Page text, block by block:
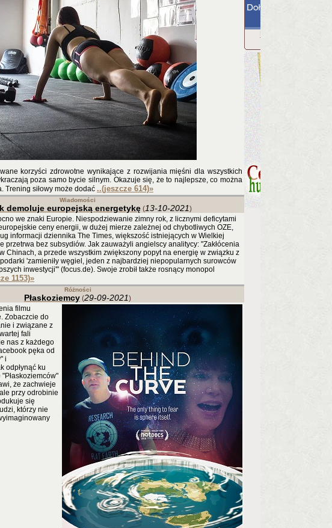
korzyści zdrowotne wynikające z rozwijania mięśni dla wszystkich
poza samo bycie silnym. Okazuje się, że to najlepsze, co można
Trening siłowy może dodać ..(jeszcze 614)»
Wiadomości
demoluje europejską energetykę (13-10-2021)
we znaki Europie. Niespodziewanie zimny rok, z licznymi deficytami
ceny energii, w dużej mierze zależnej od chybotliwych OZE,
informacji dziennika The Times, większość istniejących w Wielkiej
przetrwa bez subsydiów. Jak zauważyli angielscy analitycy: "Zakłócenia
Chinach, a przede wszystkim zwiększony popyt na energię w związku z
'zamieniły węgiel, jeden z najbardziej niepopularnych surowców
inwestycji'" (focus.de). Swoje zrobił także rosnący monopol
1153)»
Różności
Płaskoziemcy (29-09-2021)
filmu
Zobaczcie do
i związane z
fali
nas z każdego
pęka od
i
odpłynąć ku
że zachwieje
przy odrobinie
się
którzy nie